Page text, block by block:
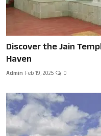
Discover the Jain
Haven
Admin Feb 19, 2025 0